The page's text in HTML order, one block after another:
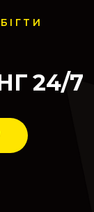
24/7